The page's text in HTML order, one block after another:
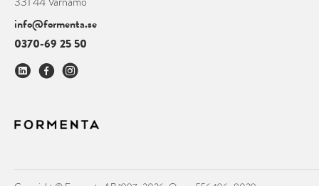
info@formenta.se
0370-69 25 50